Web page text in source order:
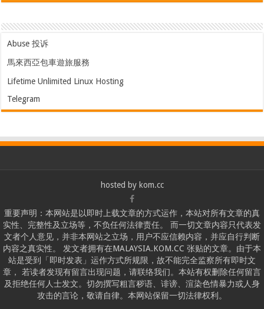
Abuse 投诉
馬來西亞包車遊旅服務
Lifetime Unlimited Linux Hosting
Telegram
hosted by kom.cc
重要声明：本网站是以即时上载文章的方式运作，本站对所有文章的真
实性、完整性及立场等，不负任何法律责任。 而一切文章内容只代表发
文者个人意见，并非本网站之立场，用户不应信赖内容，并应自行判断
内容之真实性。 发文者拥有在MALAYSIA.KOM.CC 张贴的文章。由于本
站是受到「即时发表」运作方式所规限，故不能完全监察所有即时文
章， 若读者发现有留言出现问题，请联络我们。本站有权删除任何留言
及拒绝任何人士发文。切勿撰写粗言秽语、诽谤、渲染色情暴力或人身
攻击的言论，敬请自律。本网站保留一切法律权利。